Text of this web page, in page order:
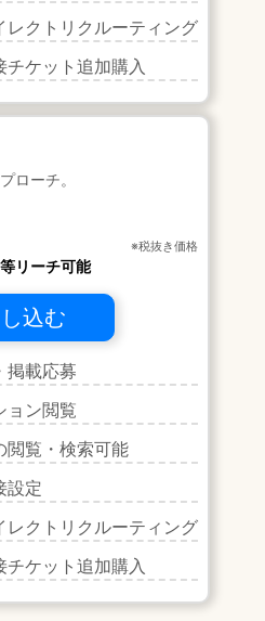
レクトリクルーティング
チケット追加購入
ローチ。
※税抜き価格
リーチ可能
込む
掲載応募
ョン閲覧
閲覧・検索可能
設定
レクトリクルーティング
チケット追加購入